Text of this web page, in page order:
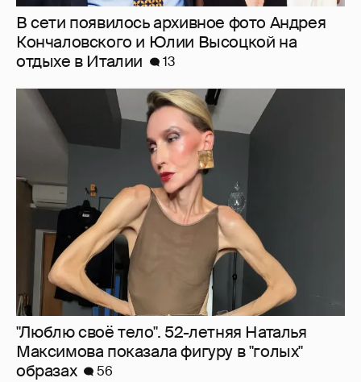
В сети появилось архивное фото Андрея
Кончаловского и Юлии Высоцкой на
отдыхе в Италии
13
"Люблю своё тело". 52-летняя Наталья
Максимова показала фигуру в "голых"
образах
56